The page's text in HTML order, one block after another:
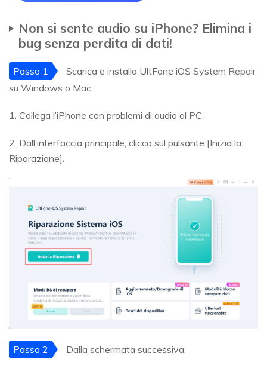
Non si sente audio su iPhone? Elimina i
bug senza perdita di dati!
Passo 1
Scarica e installa UltFone iOS System Repair
su Windows o Mac.
1. Collega l’iPhone con problemi di audio al PC.
2. Dall’interfaccia principale, clicca sul pulsante [Inizia la
Riparazione].
Passo 2 Dalla schermata successiva;